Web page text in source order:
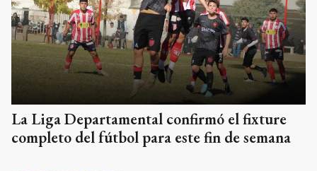
La Liga Departamental confirmó el fixture
completo del fútbol para este fin de semana